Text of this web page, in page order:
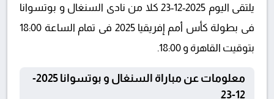
يلتقى اليوم 2025-12-23 كلا من نادى السنغال و بوتسوانا
فى بطولة كأس أمم إفريقيا 2025 فى تمام الساعة 18:00
بتوقيت القاهرة و 18:00.
معلومات عن مباراة السنغال و بوتسوانا 2025-
12-23